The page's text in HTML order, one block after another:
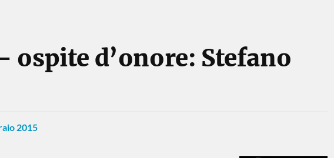
ospite d’onore: Stefano
2015